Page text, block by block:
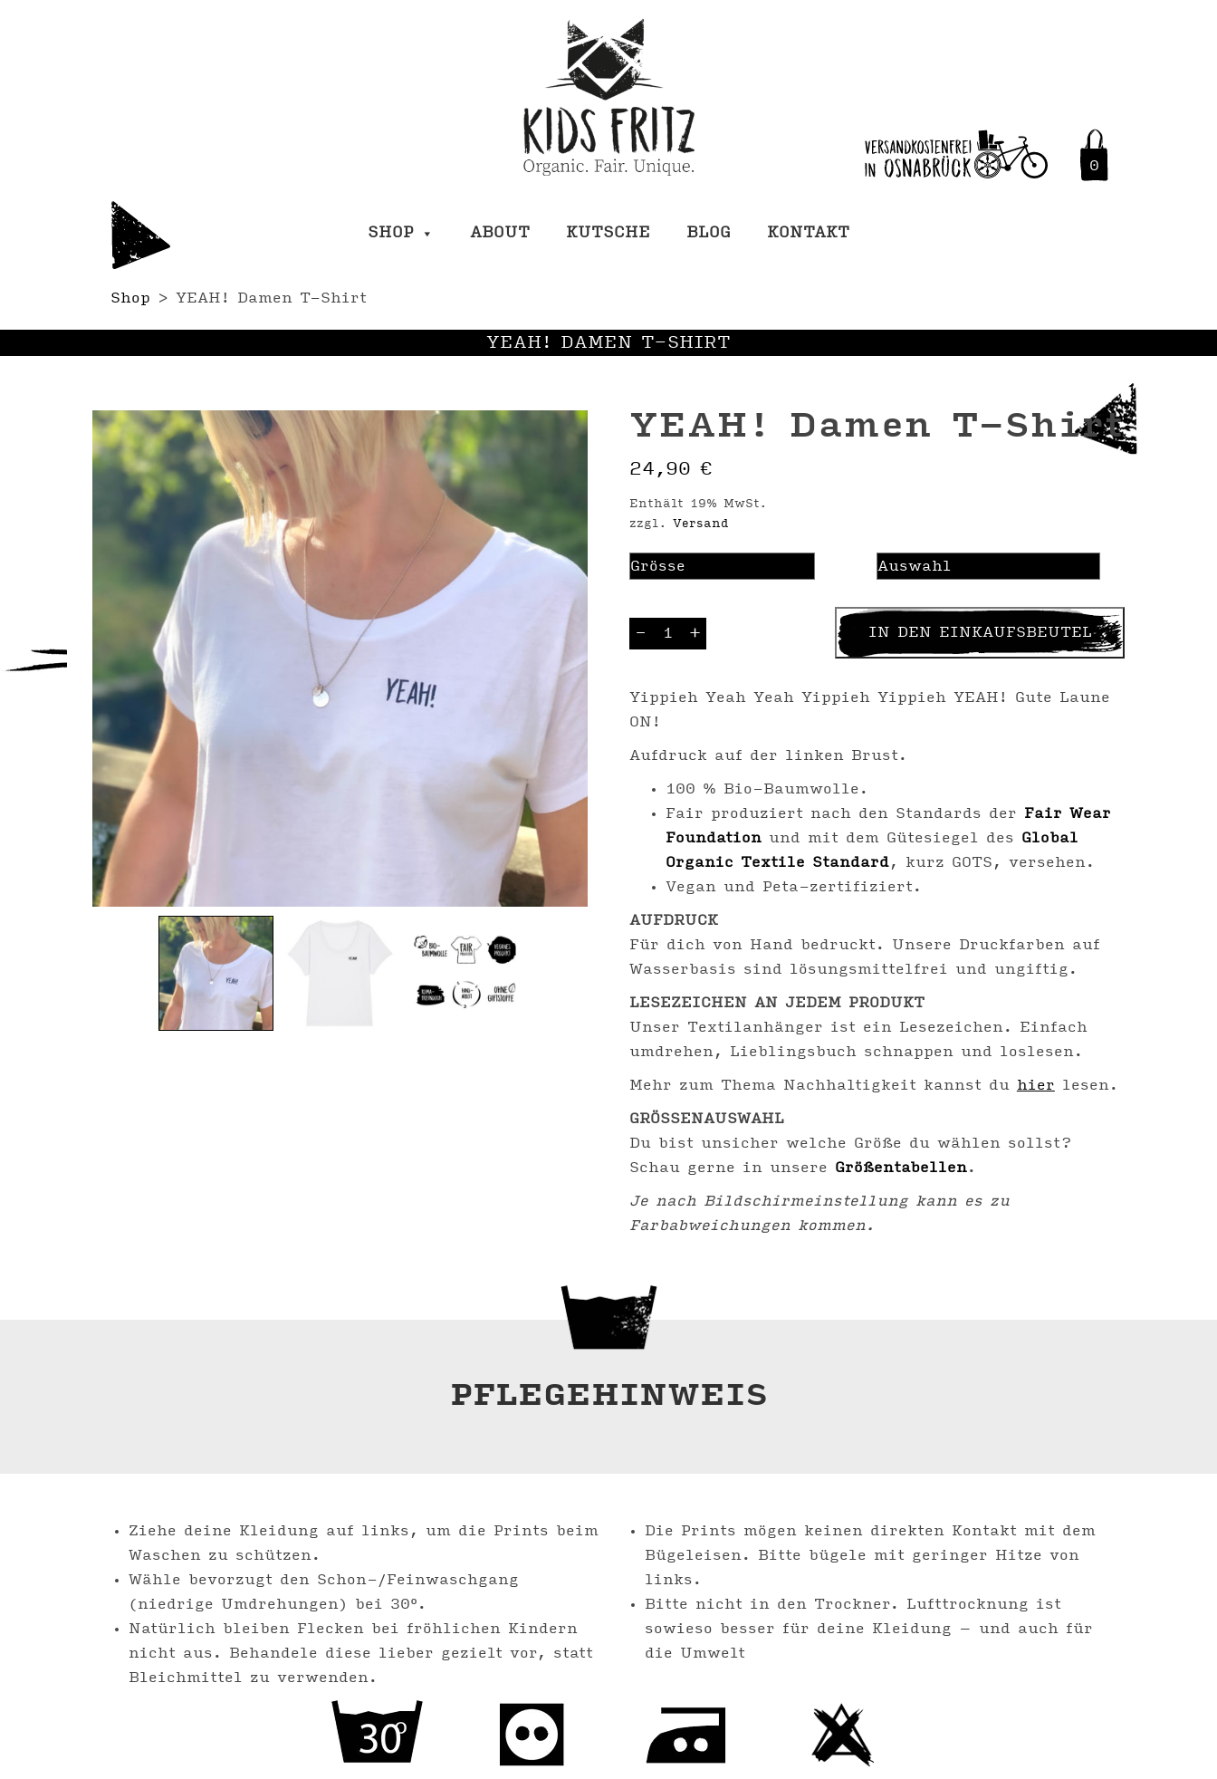
0
SHOP ABOUT KUTSCHE BLOG KONTAKT
Shop > YEAH! Damen T-Shirt
YEAH! DAMEN T-SHIRT
YEAH! Damen T-Shirt
24,90 €
Enthält 19% MwSt.
zzgl. Versand
-
Damen
T-
+ IN DEN EINKAUFSBEUTEL
Yippieh Yeah Yeah Yippieh Yippieh YEAH! Gute Laune
ON!
Aufdruck auf der linken Brust.
100 % Bio-Baumwolle.
Fair produziert nach den Standards der Fair Wear
Foundation und mit dem Gütesiegel des Global
Organic Textile Standard, kurz GOTS, versehen.
Vegan und Peta-zertifiziert.
AUFDRUCK
Für dich von Hand bedruckt. Unsere Druckfarben auf
Wasserbasis sind lösungsmittelfrei und ungiftig.
LESEZEICHEN AN JEDEM PRODUKT
Unser Textilanhänger ist ein Lesezeichen. Einfach
umdrehen, Lieblingsbuch schnappen und loslesen.
Mehr zum Thema Nachhaltigkeit kannst du hier lesen.
GRÖSSENAUSWAHL
Du bist unsicher welche Größe du wählen sollst?
Schau gerne in unsere Größentabellen.
Je nach Bildschirmeinstellung kann es zu
Farbabweichungen kommen.
PFLEGEHINWEIS
Ziehe deine Kleidung auf links, um die Prints beim
Waschen zu schützen.
Wähle bevorzugt den Schon-/Feinwaschgang
(niedrige Umdrehungen) bei 30°.
Natürlich bleiben Flecken bei fröhlichen Kindern
nicht aus. Behandele diese lieber gezielt vor, statt
Bleichmittel zu verwenden.
Die Prints mögen keinen direkten Kontakt mit dem
Bügeleisen. Bitte bügele mit geringer Hitze von
links.
Bitte nicht in den Trockner. Lufttrocknung ist
sowieso besser für deine Kleidung – und auch für
die Umwelt